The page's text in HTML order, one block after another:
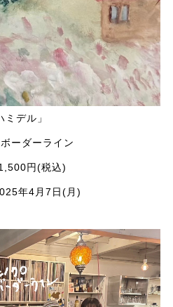
ミデル」
ーダーライン
円(税込)
年4月7日(月)